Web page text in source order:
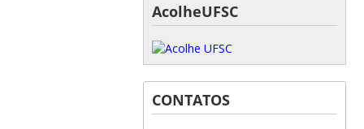
AcolheUFSC
CONTATOS